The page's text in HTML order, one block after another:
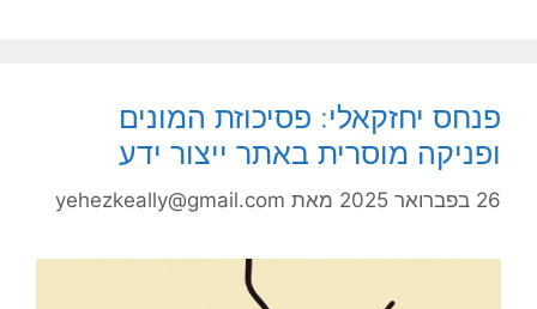
פנחס יחזקאלי: פסיכוזת המונים
ופניקה מוסרית באתר ייצור ידע
26 בפברואר 2025 מאת yehezkeally@gmail.com